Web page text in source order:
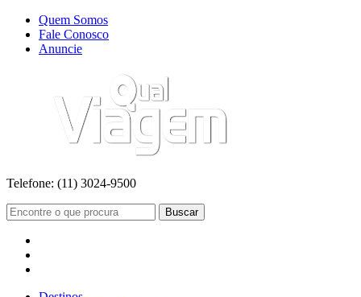
Quem Somos
Fale Conosco
Anuncie
Telefone: (11) 3024-9500
Buscar